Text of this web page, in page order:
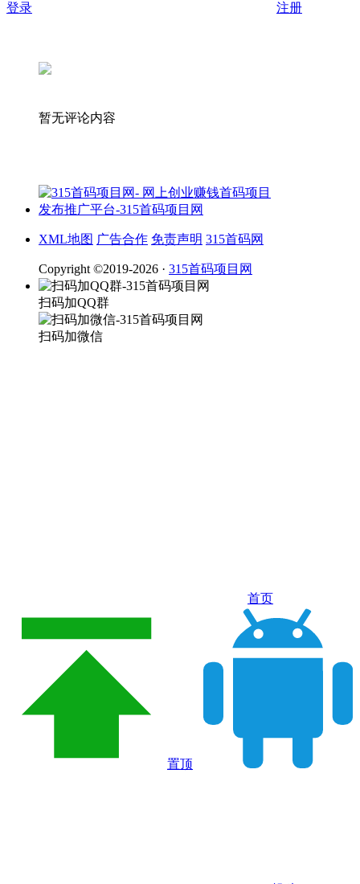
登录 注册
暂无评论内容
XML地图 广告合作 免责声明 315首码网
Copyright ©2019-2026 · 315首码项目网
扫码加QQ群
扫码加微信
首页
置顶